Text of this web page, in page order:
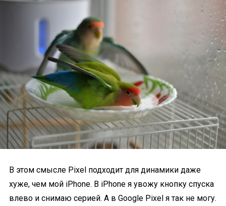
В этом смысле Pixel подходит для динамики даже
хуже, чем мой iPhone. В iPhone я увожу кнопку спуска
влево и снимаю серией. А в Google Pixel я так не могу.